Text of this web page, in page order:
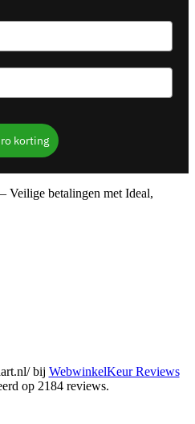
korting
betalingen met Ideal,
bij WebwinkelKeur Reviews
op 2184 reviews.